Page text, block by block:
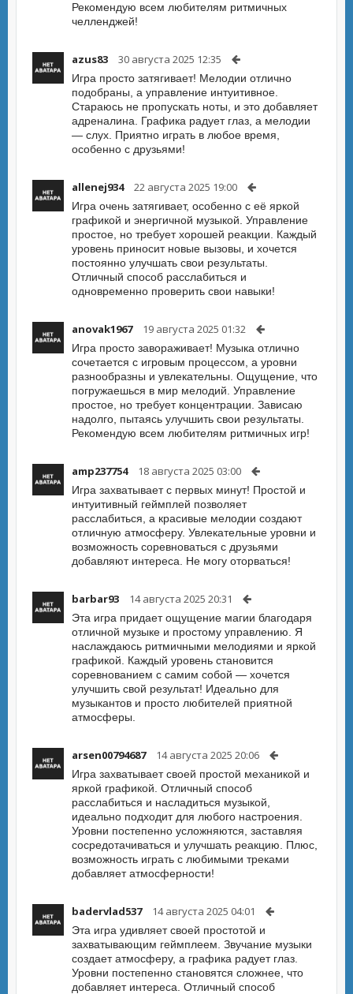
Рекомендую всем любителям ритмичных
челленджей!
azus83 30 августа 2025 12:35
Игра просто затягивает! Мелодии отлично
подобраны, а управление интуитивное.
Стараюсь не пропускать ноты, и это добавляет
адреналина. Графика радует глаз, а мелодии
— слух. Приятно играть в любое время,
особенно с друзьями!
allenej934 22 августа 2025 19:00
Игра очень затягивает, особенно с её яркой
графикой и энергичной музыкой. Управление
простое, но требует хорошей реакции. Каждый
уровень приносит новые вызовы, и хочется
постоянно улучшать свои результаты.
Отличный способ расслабиться и
одновременно проверить свои навыки!
anovak1967 19 августа 2025 01:32
Игра просто завораживает! Музыка отлично
сочетается с игровым процессом, а уровни
разнообразны и увлекательны. Ощущение, что
погружаешься в мир мелодий. Управление
простое, но требует концентрации. Зависаю
надолго, пытаясь улучшить свои результаты.
Рекомендую всем любителям ритмичных игр!
amp237754 18 августа 2025 03:00
Игра захватывает с первых минут! Простой и
интуитивный геймплей позволяет
расслабиться, а красивые мелодии создают
отличную атмосферу. Увлекательные уровни и
возможность соревноваться с друзьями
добавляют интереса. Не могу оторваться!
barbar93 14 августа 2025 20:31
Эта игра придает ощущение магии благодаря
отличной музыке и простому управлению. Я
наслаждаюсь ритмичными мелодиями и яркой
графикой. Каждый уровень становится
соревнованием с самим собой — хочется
улучшить свой результат! Идеально для
музыкантов и просто любителей приятной
атмосферы.
arsen00794687 14 августа 2025 20:06
Игра захватывает своей простой механикой и
яркой графикой. Отличный способ
расслабиться и насладиться музыкой,
идеально подходит для любого настроения.
Уровни постепенно усложняются, заставляя
сосредотачиваться и улучшать реакцию. Плюс,
возможность играть с любимыми треками
добавляет атмосферности!
badervlad537 14 августа 2025 04:01
Эта игра удивляет своей простотой и
захватывающим геймплеем. Звучание музыки
создает атмосферу, а графика радует глаз.
Уровни постепенно становятся сложнее, что
добавляет интереса. Отличный способ